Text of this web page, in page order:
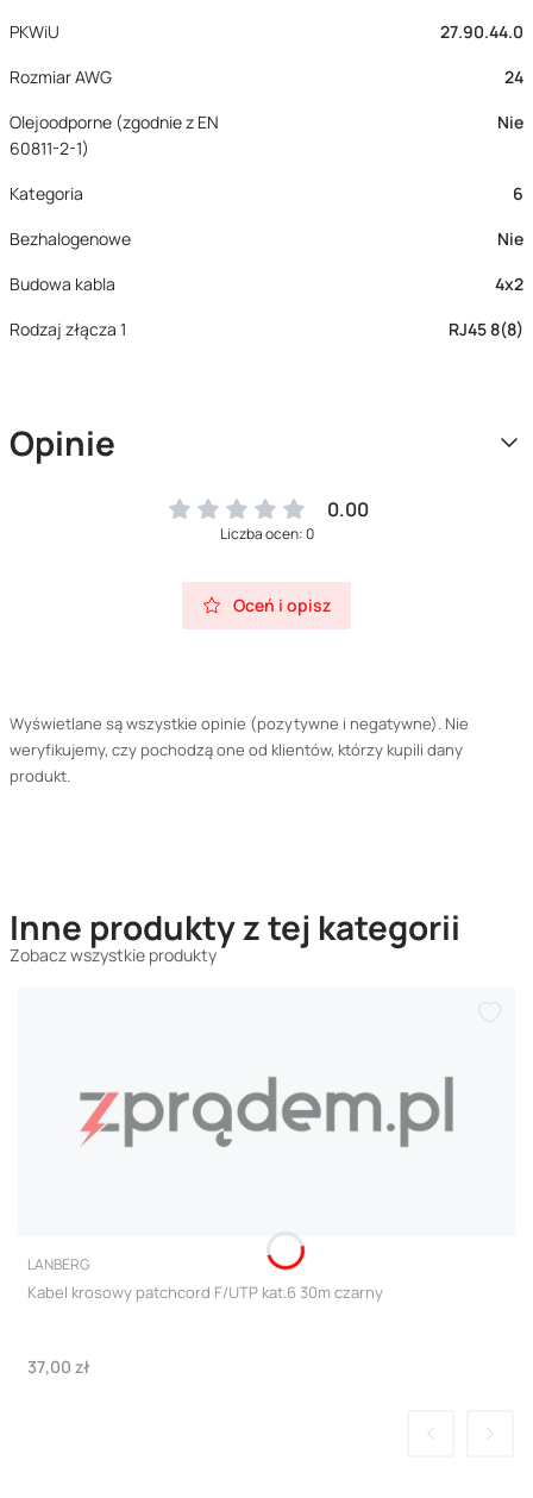
PKWiU
27.90.44.0
Rozmiar AWG
24
Olejoodporne (zgodnie z EN
60811-2-1)
Nie
Kategoria
6
Bezhalogenowe
Nie
Budowa kabla
4x2
Rodzaj złącza 1
RJ45 8(8)
Opinie
0.00
Liczba ocen: 0
Oceń i opisz
Wyświetlane są wszystkie opinie (pozytywne i negatywne). Nie
weryfikujemy, czy pochodzą one od klientów, którzy kupili dany
produkt.
Inne produkty z tej kategorii
Zobacz wszystkie produkty
PRODUCENT
LANBERG
Kabel krosowy patchcord F/UTP kat.6 30m czarny
Cena
37,00 zł